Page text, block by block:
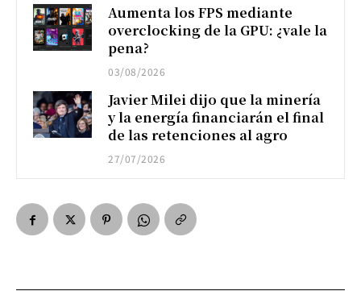
Aumenta los FPS mediante
overclocking de la GPU: ¿vale la
pena?
03/08/2026
Javier Milei dijo que la minería
y la energía financiarán el final
de las retenciones al agro
27/07/2026